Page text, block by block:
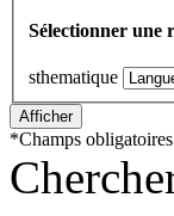
Sélectionner une
sthematique
*Champs obligatoires